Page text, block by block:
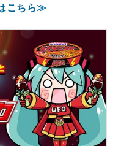
こちら≫